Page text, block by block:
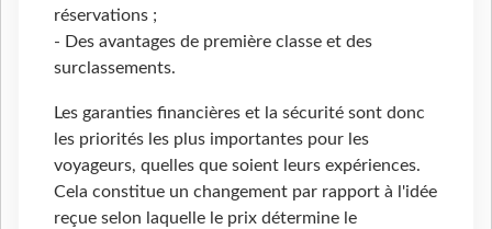
réservations ;
- Des avantages de première classe et des
surclassements.
Les garanties financières et la sécurité sont donc
les priorités les plus importantes pour les
voyageurs, quelles que soient leurs expériences.
Cela constitue un changement par rapport à l'idée
reçue selon laquelle le prix détermine le